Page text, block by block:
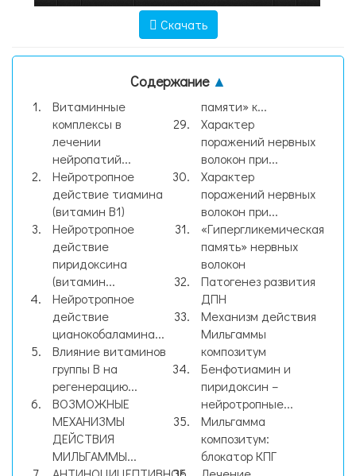
Скачать
Содержание ▲
Витаминные
комплексы в
лечении
нейропатий...
Нейротропное
действие тиамина
(витамин В1)
Нейротропное
действие
пиридоксина
(витамин...
Нейротропное
действие
цианокобаламина...
Влияние витаминов
группы B на
регенерацию...
ВОЗМОЖНЫЕ
МЕХАНИЗМЫ
ДЕЙСТВИЯ
МИЛЬГАММЫ...
памяти» к...
Характер
поражений нервных
волокон при...
Характер
поражений нервных
волокон при...
«Гипергликемическая
память» нервных
волокон
Патогенез развития
ДПН
Механизм действия
Мильгаммы
композитум
Бенфотиамин и
пиридоксин –
нейротропные...
Мильгамма
композитум:
блокатор КПГ